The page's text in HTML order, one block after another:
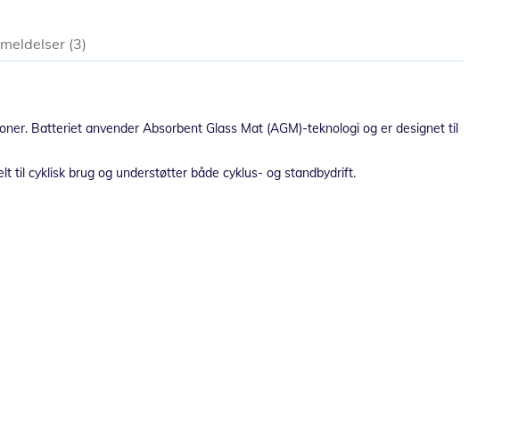
Batteriet anvender Absorbent Glass Mat (AGM)-teknologi og er designet til
til cyklisk brug og understøtter både cyklus- og standbydrift.
3